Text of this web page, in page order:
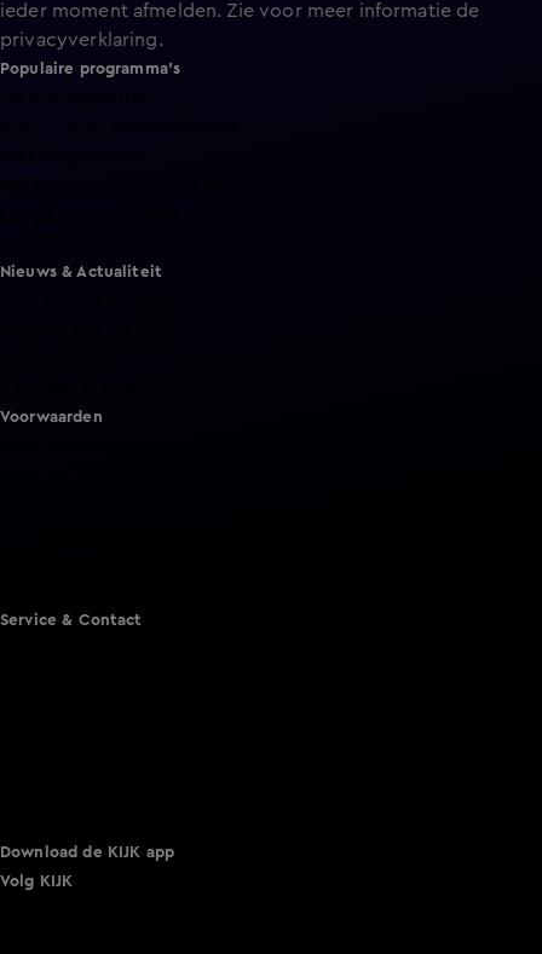
ieder moment afmelden. Zie voor meer informatie de
privacyverklaring.
Populaire programma's
Nieuws & Actualiteit
Voorwaarden
Service & Contact
Download de KIJK app
Volg KIJK